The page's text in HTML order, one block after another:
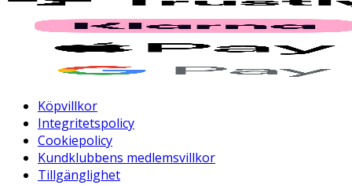
Köpvillkor
Integritetspolicy
Cookiepolicy
Kundklubbens medlemsvillkor
Tillgänglighet